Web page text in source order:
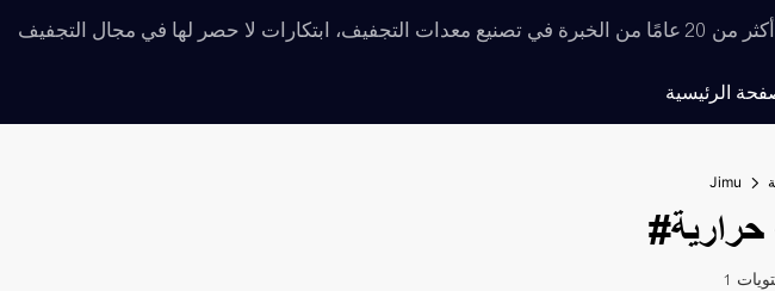
أكثر من 20 عامًا من الخبرة في تصنيع معدات التجفيف، ابتكارات لا حصر لها في مجال التجفيف
الرئيسية
Jimu